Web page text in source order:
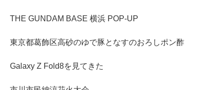
THE GUNDAM BASE 横浜 POP-UP
東京都葛飾区高砂のゆで豚となすのおろしポン酢
Galaxy Z Fold8を見てきた